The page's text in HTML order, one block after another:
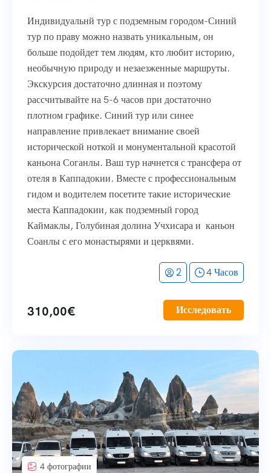
Индивидуальнй тур с подземным городом-Синий
тур по праву можно назвать уникальным, он
больше подойдет тем людям, кто любит историю,
необычную природу и незаезженные маршруты.
Экскурсия достаточно длинная и поэтому
рассчитывайте на 5-6 часов при достаточно
плотном графике. Синий тур или синее
направление привлекает внимание своей
исторической ноткой и монументальной красотой
каньона Соганлы. Ваш тур начнется с трансфера от
отеля в Каппадокии. Вместе с профессиональным
гидом и водителем посетите такие исторические
места Каппадокии, как подземный город
Каймаклы, Голубиная долина Учхисара и каньон
Соанлы с его монастырями и церквями.
2 4 Часов
310,00€ Исследовать
4 фотографии